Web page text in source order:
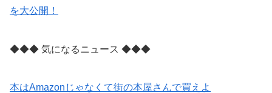
を大公開！
◆◆◆ 気になるニュース ◆◆◆
本はAmazonじゃなくて街の本屋さんで買えよ